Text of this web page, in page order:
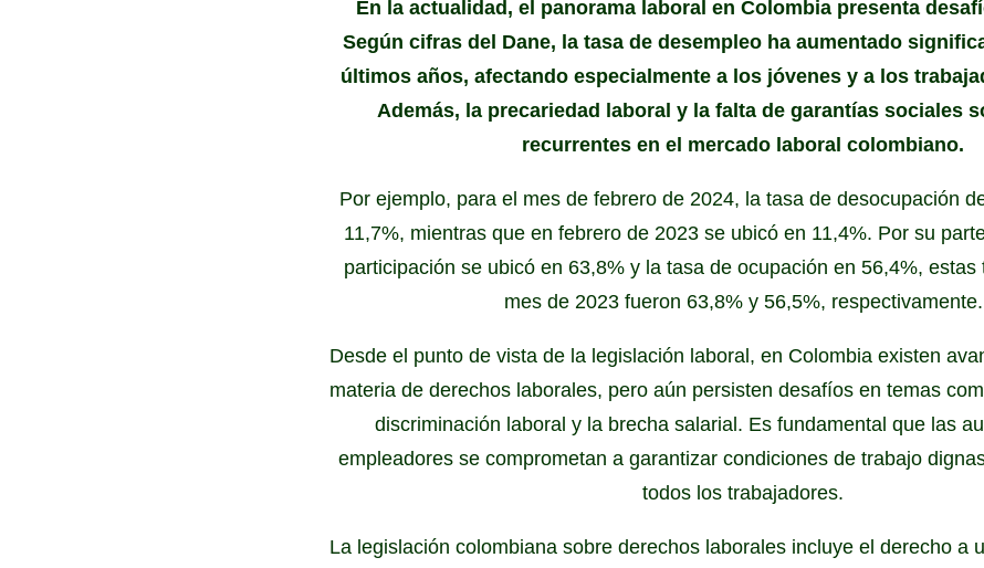
En la actualidad, el panorama laboral en Colombia presenta
Según cifras del Dane, la tasa de desempleo ha aumentado
últimos años, afectando especialmente a los jóvenes y a los
Además, la precariedad laboral y la falta de garantías sociales
recurrentes en el mercado laboral colombiano.
Por ejemplo, para el mes de febrero de 2024, la tasa de desocupación
11,7%, mientras que en febrero de 2023 se ubicó en 11,4%. Por su
participación se ubicó en 63,8% y la tasa de ocupación en 56,4%, estas
mes de 2023 fueron 63,8% y 56,5%, respectivamente.
Desde el punto de vista de la legislación laboral, en Colombia existen
materia de derechos laborales, pero aún persisten desafíos en temas
discriminación laboral y la brecha salarial. Es fundamental que las
empleadores se comprometan a garantizar condiciones de trabajo
todos los trabajadores.
La legislación colombiana sobre derechos laborales incluye el derecho a